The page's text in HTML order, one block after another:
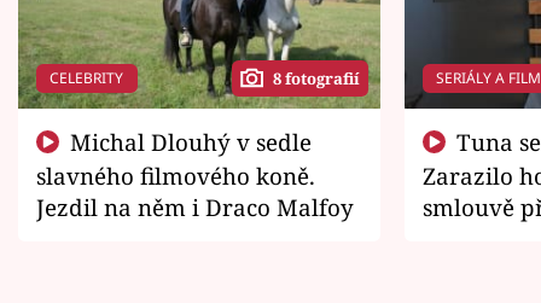
CELEBRITY 8 fotografií
slavného filmového koně.
Jezdil na něm i Draco Malfoy
SERIÁLY A
Zarazilo
smlouvě